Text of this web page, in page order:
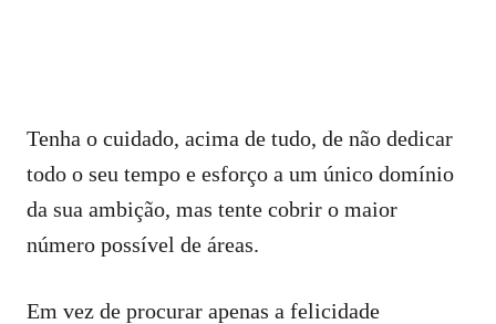
Tenha o cuidado, acima de tudo, de não dedicar
todo o seu tempo e esforço a um único domínio
da sua ambição, mas tente cobrir o maior
número possível de áreas.
Em vez de procurar apenas a felicidade